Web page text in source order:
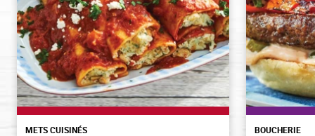
METS CUISINÉS BOUCHERIE